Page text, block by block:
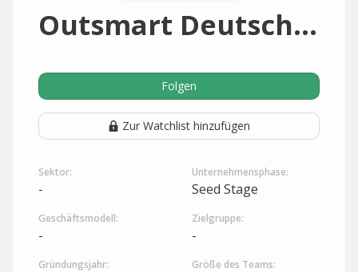
Outsmart Deutschland
Folgen
Zur Watchlist hinzufügen
Sektor:
-
Unternehmensphase:
Seed Stage
Geschäftsmodell:
-
Zielgruppe:
-
Gründungsjahr: Größe des Teams: